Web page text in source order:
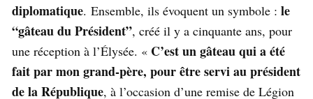
diplomatique. Ensemble, ils évoquent un symbole : le
“gâteau du Président”, créé il y a cinquante ans, pour
une réception à l’Élysée. « C’est un gâteau qui a été
fait par mon grand-père, pour être servi au président
de la République, à l’occasion d’une remise de Légion